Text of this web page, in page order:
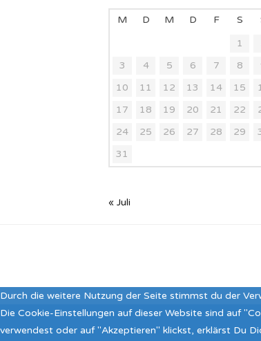
M D M D F S
1
3
4 5 6 7 8
10
11 12 13 14 15
17
18 19 20 21 22
24
25 26 27 28 29
31
« Juli
Durch die weitere Nutzung der Seite stimmst du der
Die Cookie-Einstellungen auf dieser Website sind auf
verwendest oder auf "Akzeptieren" klickst, erklärst Du